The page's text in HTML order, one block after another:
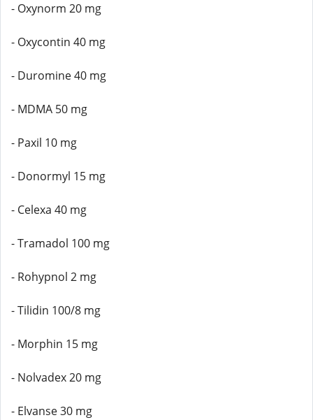
- Oxynorm 20 mg
- Oxycontin 40 mg
- Duromine 40 mg
- MDMA 50 mg
- Paxil 10 mg
- Donormyl 15 mg
- Celexa 40 mg
- Tramadol 100 mg
- Rohypnol 2 mg
- Tilidin 100/8 mg
- Morphin 15 mg
- Nolvadex 20 mg
- Elvanse 30 mg